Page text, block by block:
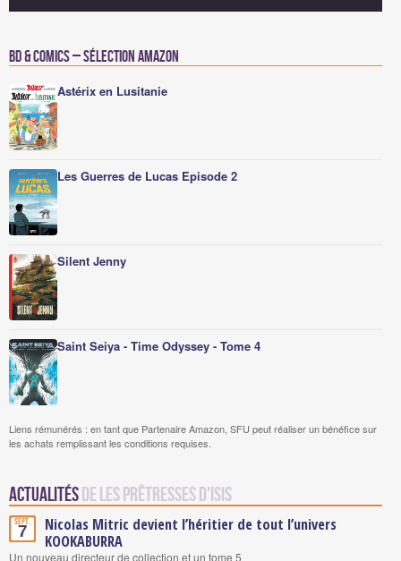
BD & Comics – Sélection Amazon
Astérix en Lusitanie
Les Guerres de Lucas Episode 2
Silent Jenny
Saint Seiya - Time Odyssey - Tome 4
Liens rémunérés : en tant que Partenaire Amazon, SFU peut réaliser un bénéfice sur
les achats remplissant les conditions requises.
Actualités de Les prêtresses d'Isis
Sept.
7
Nicolas Mitric devient l’héritier de tout l’univers
KOOKABURRA
Un nouveau directeur de collection et un tome 5